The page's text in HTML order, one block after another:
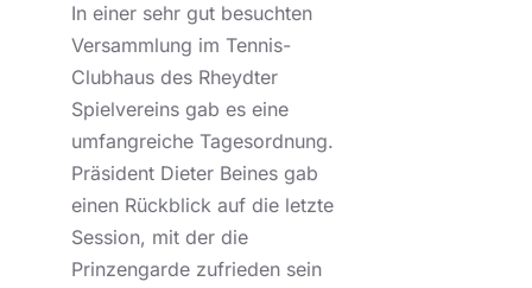
In einer sehr gut besuchten
Versammlung im Tennis-
Clubhaus des Rheydter
Spielvereins gab es eine
umfangreiche Tagesordnung.
Präsident Dieter Beines gab
einen Rückblick auf die letzte
Session, mit der die
Prinzengarde zufrieden sein